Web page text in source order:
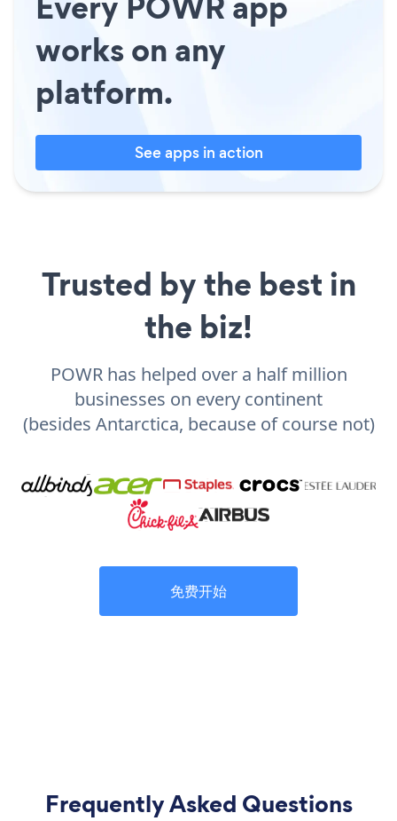
works on any
platform.
See apps in action
Trusted by the best in
the biz!
POWR has helped over a half million
businesses on every continent
(besides Antarctica, because of course not)
免费开始
Frequently Asked Questions